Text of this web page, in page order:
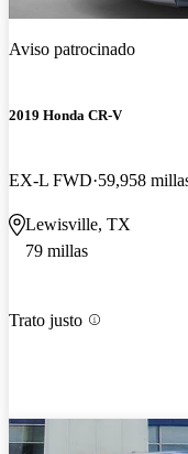
Aviso patrocinado
2019 Honda CR-V
EX-L FWD 59,958
Lewisville, TX
79 millas
Trato justo